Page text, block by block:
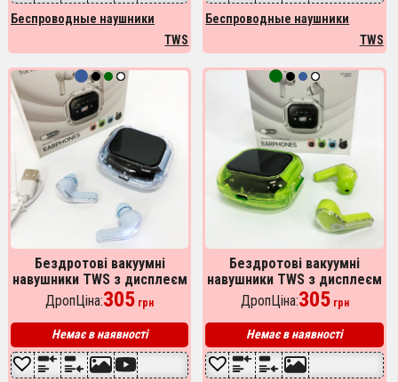
Беспроводные наушники
TWS
Беспроводные наушники
TWS
Бездротові вакуумні
навушники TWS з дисплеєм
LED, вологозахист IPx4
Bluetooth 5.4 з кейсом.
Колір: блакитний
ДропЦіна:305 грн
Немає в наявності
Бездротові вакуумні
навушники TWS з дисплеєм
LED, вологозахист IPx4
Bluetooth 5.4 з кейсом.
Колір: зелений
ДропЦіна:305грн
Немає в наявності